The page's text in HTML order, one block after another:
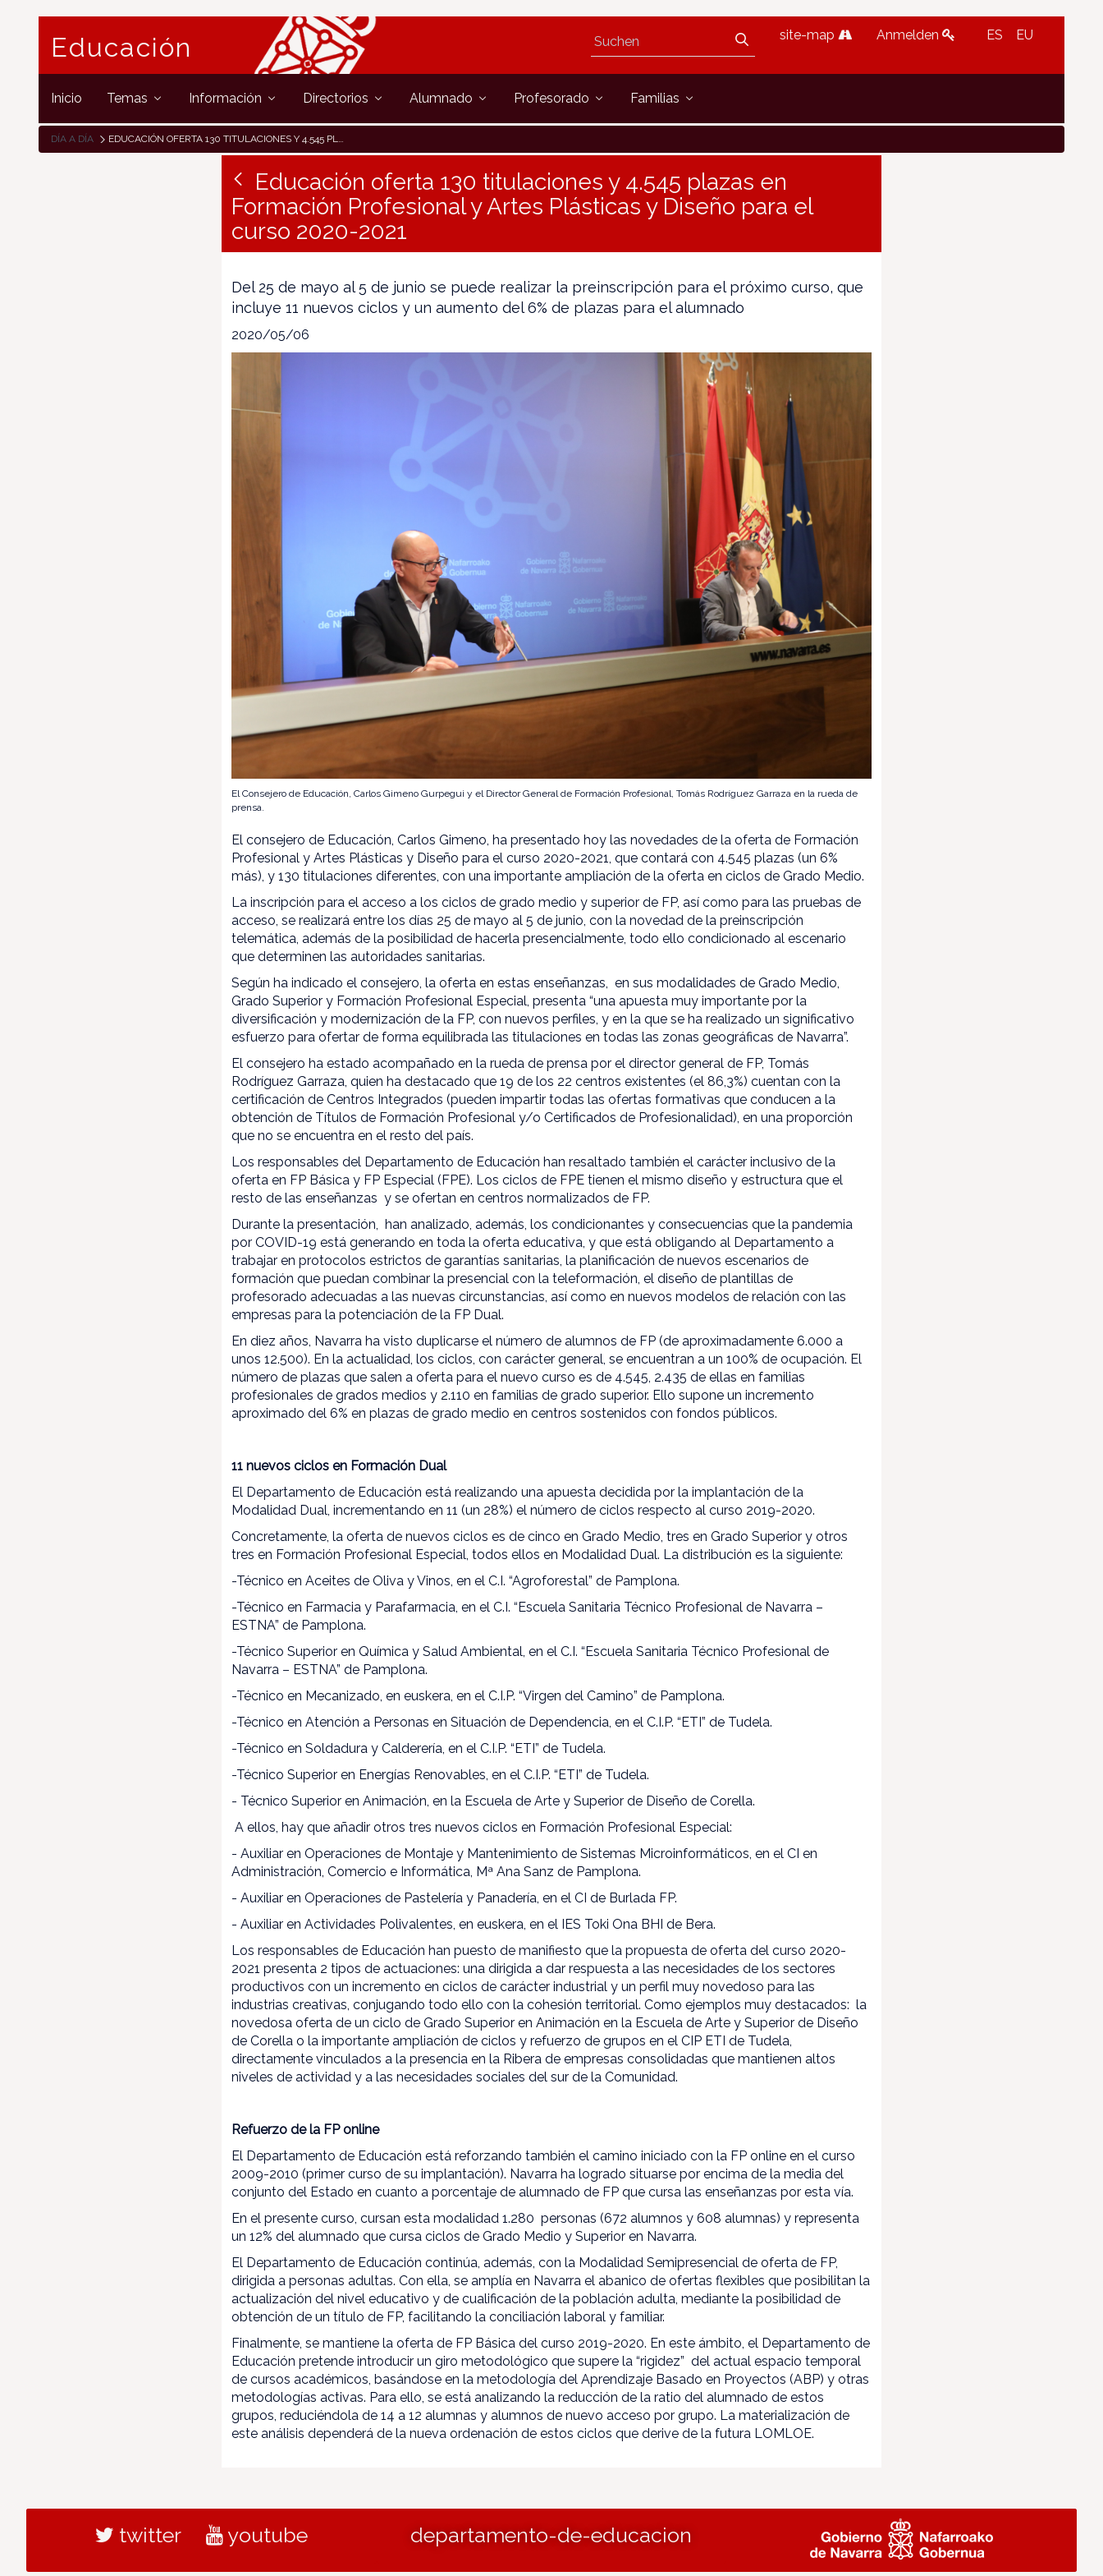
Educación site-map Anmelden ES EU
Inicio Temas Información Directorios Alumnado Profesorado Familias
DÍA A DÍA EDUCACIÓN OFERTA 130 TITULACIONES Y 4.545 PLAZAS EN FORMACIÓN PROFESIONAL Y ARTES PLÁSTICAS Y DISEÑO PARA EL CURSO 2020-2021
Educación oferta 130 titulaciones y 4.545 plazas en
Formación Profesional y Artes Plásticas y Diseño para el
curso 2020-2021
Del 25 de mayo al 5 de junio se puede realizar la preinscripción para el próximo curso, que
incluye 11 nuevos ciclos y un aumento del 6% de plazas para el alumnado
2020/05/06
El Consejero de Educación, Carlos Gimeno Gurpegui y el Director General de Formación Profesional, Tomás Rodríguez Garraza en la rueda de
prensa.
El consejero de Educación, Carlos Gimeno, ha presentado hoy las novedades de la oferta de Formación
Profesional y Artes Plásticas y Diseño para el curso 2020-2021, que contará con 4.545 plazas (un 6%
más), y 130 titulaciones diferentes, con una importante ampliación de la oferta en ciclos de Grado Medio.
La inscripción para el acceso a los ciclos de grado medio y superior de FP, así como para las pruebas de
acceso, se realizará entre los días 25 de mayo al 5 de junio, con la novedad de la preinscripción
telemática, además de la posibilidad de hacerla presencialmente, todo ello condicionado al escenario
que determinen las autoridades sanitarias.
Según ha indicado el consejero, la oferta en estas enseñanzas, en sus modalidades de Grado Medio,
Grado Superior y Formación Profesional Especial, presenta “una apuesta muy importante por la
diversificación y modernización de la FP, con nuevos perfiles, y en la que se ha realizado un significativo
esfuerzo para ofertar de forma equilibrada las titulaciones en todas las zonas geográficas de Navarra”.
El consejero ha estado acompañado en la rueda de prensa por el director general de FP, Tomás
Rodríguez Garraza, quien ha destacado que 19 de los 22 centros existentes (el 86,3%) cuentan con la
certificación de Centros Integrados (pueden impartir todas las ofertas formativas que conducen a la
obtención de Títulos de Formación Profesional y/o Certificados de Profesionalidad), en una proporción
que no se encuentra en el resto del país.
Los responsables del Departamento de Educación han resaltado también el carácter inclusivo de la
oferta en FP Básica y FP Especial (FPE). Los ciclos de FPE tienen el mismo diseño y estructura que el
resto de las enseñanzas y se ofertan en centros normalizados de FP.
Durante la presentación, han analizado, además, los condicionantes y consecuencias que la pandemia
por COVID-19 está generando en toda la oferta educativa, y que está obligando al Departamento a
trabajar en protocolos estrictos de garantías sanitarias, la planificación de nuevos escenarios de
formación que puedan combinar la presencial con la teleformación, el diseño de plantillas de
profesorado adecuadas a las nuevas circunstancias, así como en nuevos modelos de relación con las
empresas para la potenciación de la FP Dual.
En diez años, Navarra ha visto duplicarse el número de alumnos de FP (de aproximadamente 6.000 a
unos 12.500). En la actualidad, los ciclos, con carácter general, se encuentran a un 100% de ocupación. El
número de plazas que salen a oferta para el nuevo curso es de 4.545, 2.435 de ellas en familias
profesionales de grados medios y 2.110 en familias de grado superior. Ello supone un incremento
aproximado del 6% en plazas de grado medio en centros sostenidos con fondos públicos.
11 nuevos ciclos en Formación Dual
El Departamento de Educación está realizando una apuesta decidida por la implantación de la
Modalidad Dual, incrementando en 11 (un 28%) el número de ciclos respecto al curso 2019-2020.
Concretamente, la oferta de nuevos ciclos es de cinco en Grado Medio, tres en Grado Superior y otros
tres en Formación Profesional Especial, todos ellos en Modalidad Dual. La distribución es la siguiente:
-Técnico en Aceites de Oliva y Vinos, en el C.I. “Agroforestal” de Pamplona.
-Técnico en Farmacia y Parafarmacia, en el C.I. “Escuela Sanitaria Técnico Profesional de Navarra –
ESTNA” de Pamplona.
-Técnico Superior en Química y Salud Ambiental, en el C.I. “Escuela Sanitaria Técnico Profesional de
Navarra – ESTNA” de Pamplona.
-Técnico en Mecanizado, en euskera, en el C.I.P. “Virgen del Camino” de Pamplona.
-Técnico en Atención a Personas en Situación de Dependencia, en el C.I.P. “ETI” de Tudela.
-Técnico en Soldadura y Calderería, en el C.I.P. “ETI” de Tudela.
-Técnico Superior en Energías Renovables, en el C.I.P. “ETI” de Tudela.
- Técnico Superior en Animación, en la Escuela de Arte y Superior de Diseño de Corella.
A ellos, hay que añadir otros tres nuevos ciclos en Formación Profesional Especial:
- Auxiliar en Operaciones de Montaje y Mantenimiento de Sistemas Microinformáticos, en el CI en
Administración, Comercio e Informática, Mª Ana Sanz de Pamplona.
- Auxiliar en Operaciones de Pastelería y Panadería, en el CI de Burlada FP.
- Auxiliar en Actividades Polivalentes, en euskera, en el IES Toki Ona BHI de Bera.
Los responsables de Educación han puesto de manifiesto que la propuesta de oferta del curso 2020-
2021 presenta 2 tipos de actuaciones: una dirigida a dar respuesta a las necesidades de los sectores
productivos con un incremento en ciclos de carácter industrial y un perfil muy novedoso para las
industrias creativas, conjugando todo ello con la cohesión territorial. Como ejemplos muy destacados: la
novedosa oferta de un ciclo de Grado Superior en Animación en la Escuela de Arte y Superior de Diseño
de Corella o la importante ampliación de ciclos y refuerzo de grupos en el CIP ETI de Tudela,
directamente vinculados a la presencia en la Ribera de empresas consolidadas que mantienen altos
niveles de actividad y a las necesidades sociales del sur de la Comunidad.
Refuerzo de la FP online
El Departamento de Educación está reforzando también el camino iniciado con la FP online en el curso
2009-2010 (primer curso de su implantación). Navarra ha logrado situarse por encima de la media del
conjunto del Estado en cuanto a porcentaje de alumnado de FP que cursa las enseñanzas por esta vía.
En el presente curso, cursan esta modalidad 1.280 personas (672 alumnos y 608 alumnas) y representa
un 12% del alumnado que cursa ciclos de Grado Medio y Superior en Navarra.
El Departamento de Educación continúa, además, con la Modalidad Semipresencial de oferta de FP,
dirigida a personas adultas. Con ella, se amplía en Navarra el abanico de ofertas flexibles que posibilitan la
actualización del nivel educativo y de cualificación de la población adulta, mediante la posibilidad de
obtención de un título de FP, facilitando la conciliación laboral y familiar.
Finalmente, se mantiene la oferta de FP Básica del curso 2019-2020. En este ámbito, el Departamento de
Educación pretende introducir un giro metodológico que supere la “rigidez” del actual espacio temporal
de cursos académicos, basándose en la metodología del Aprendizaje Basado en Proyectos (ABP) y otras
metodologías activas. Para ello, se está analizando la reducción de la ratio del alumnado de estos
grupos, reduciéndola de 14 a 12 alumnas y alumnos de nuevo acceso por grupo. La materialización de
este análisis dependerá de la nueva ordenación de estos ciclos que derive de la futura LOMLOE.
twitter youtube departamento-de-educacion